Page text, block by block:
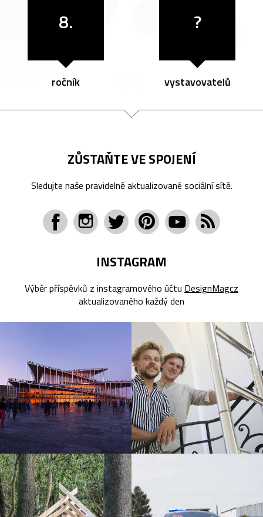
8.
ročník
?
vystavovatelů
ZŮSTAŇTE VE SPOJENÍ
Sledujte naše pravidelně aktualizované sociální sítě.
INSTAGRAM
Výběr příspěvků z instagramového účtu DesignMagcz
aktualizovaného každý den